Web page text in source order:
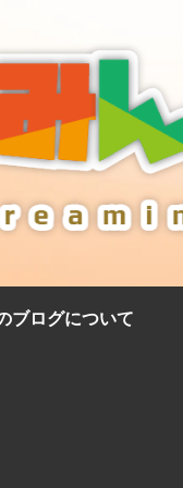
ブログについて